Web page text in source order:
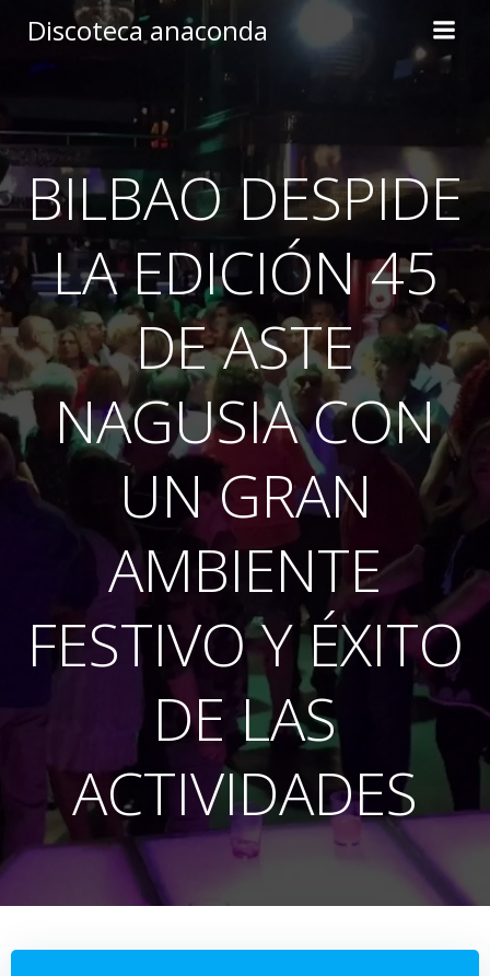
to
Discoteca anaconda
BILBAO DESPIDE
LA EDICIÓN 45
DE ASTE
NAGUSIA CON
UN GRAN
AMBIENTE
FESTIVO Y ÉXITO
DE LAS
ACTIVIDADES